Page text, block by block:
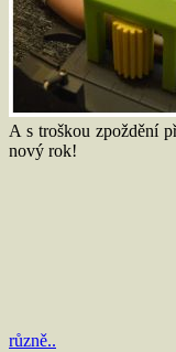
A s troškou zpoždění
nový rok!
různě..